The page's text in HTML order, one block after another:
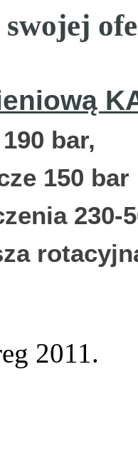
bar,
150 bar
230-
2011.